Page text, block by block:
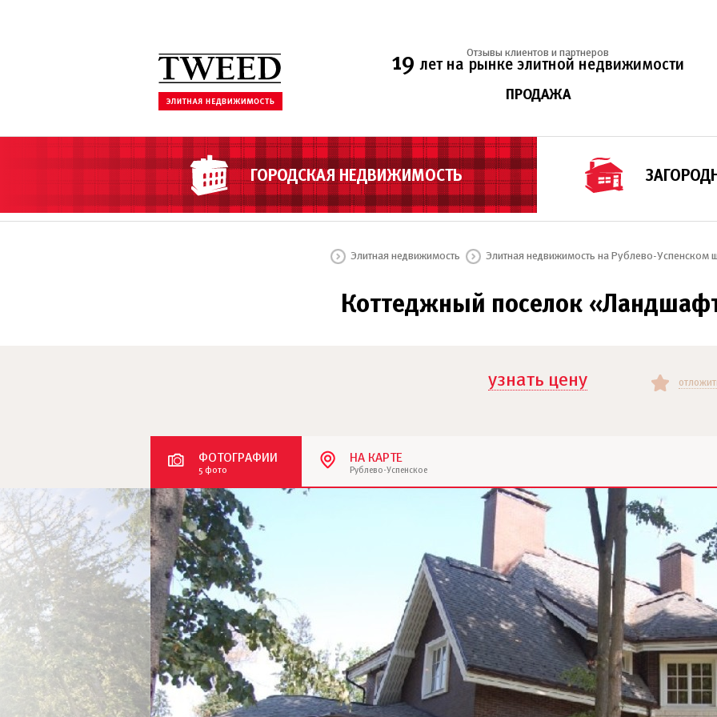
19 лет на рынке элитной недвижимости
Отзывы клиентов и партнеров
ПРОДАЖА
ГОРОДСКАЯ НЕДВИЖИМОСТЬ
Элитная недвижимость Элитная недвижимость на Рублево-Успенском
Коттеджный поселок
узнать цену
ФОТОГРАФИИ
5 фото
НА КАРТЕ
Рублево-Успенское